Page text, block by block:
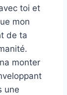
toi et
mon
de ta
monter
une